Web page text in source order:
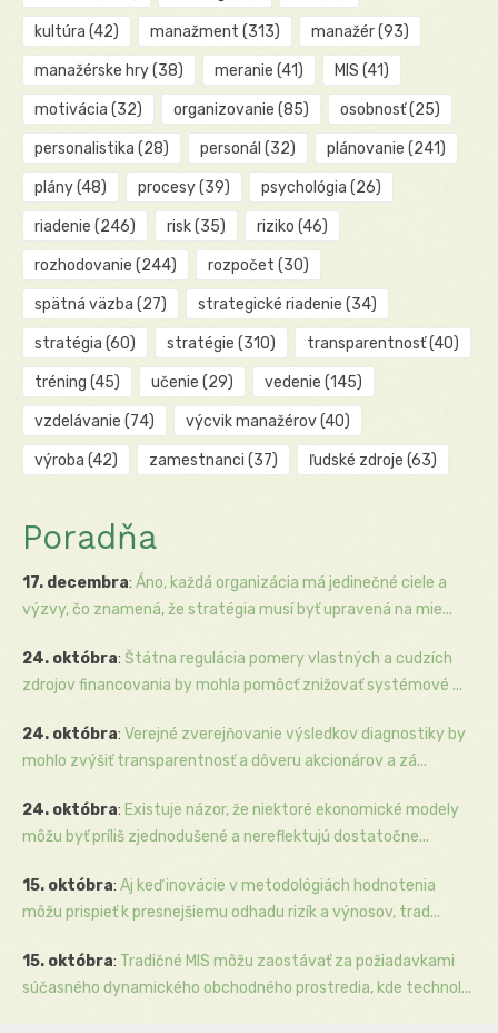
kultúra (42) manažment (313) manažér(93)
manažérske hry(38) meranie (41) MIS (41)
motivácia (32) organizovanie (85) osobnosť(25)
personalistika (28) personál (32) plánovanie (241)
plány(48) procesy(39) psychológia (26)
riadenie (246) risk(35) riziko (46)
rozhodovanie (244) rozpočet (30)
spätná väzba (27) strategické riadenie (34)
stratégia (60) stratégie (310) transparentnosť(40)
tréning (45) učenie (29) vedenie (145)
vzdelávanie (74) výcvik manažérov(40)
výroba (42) zamestnanci (37) ľudské zdroje (63)
Poradňa
17. decembra: Áno, každá organizácia má jedinečné ciele a
výzvy, čo znamená, že stratégia musí byť upravená na mie...
24. októbra: Štátna regulácia pomery vlastných a cudzích
zdrojov financovania by mohla pomôcť znižovať systémové ...
24. októbra: Verejné zverejňovanie výsledkov diagnostiky by
mohlo zvýšiť transparentnosť a dôveru akcionárov a zá...
24. októbra: Existuje názor, že niektoré ekonomické modely
môžu byť príliš zjednodušené a nereflektujú dostatočne...
15. októbra: Aj keď inovácie v metodológiách hodnotenia
môžu prispieť k presnejšiemu odhadu rizík a výnosov, trad...
15. októbra: Tradičné MIS môžu zaostávať za požiadavkami
súčasného dynamického obchodného prostredia, kde technol...